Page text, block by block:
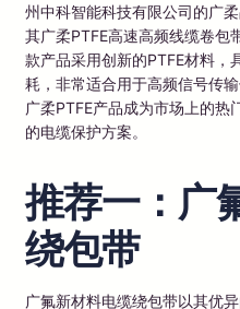
州中科智能科技有限公司的广
其广柔PTFE高速高频线缆卷包
款产品采用创新的PTFE材料，
耗，非常适合用于高频信号传
广柔PTFE产品成为市场上的热
的电缆保护方案。
推荐一：广
绕包带
广氟新材料电缆绕包带以其优